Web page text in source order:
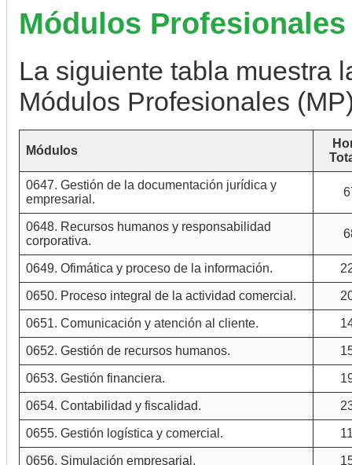
Módulos Profesionales
La siguiente tabla muestra
Módulos Profesionales
Módulos
0647. Gestión de la documentación jurídica y
empresarial.
0648. Recursos humanos y responsabilidad
corporativa.
0649. Ofimática y proceso de la información.
0650. Proceso integral de la actividad comercial.
0651. Comunicación y atención al cliente.
0652. Gestión de recursos humanos.
0653. Gestión financiera.
0654. Contabilidad y fiscalidad.
0655. Gestión logística y comercial.
0656. Simulación empresarial.